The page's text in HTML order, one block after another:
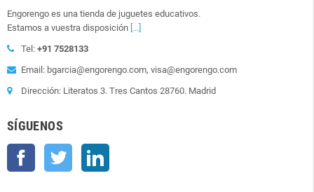
Engorengo es una tienda de juguetes educativos.
Estamos a vuestra disposición [...]
Tel: +91 7528133
Email: bgarcia@engorengo.com, visa@engorengo.com
Dirección: Literatos 3. Tres Cantos 28760. Madrid
SÍGUENOS
Facebook Twitter